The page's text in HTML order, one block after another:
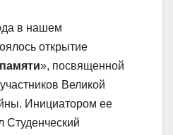
в нашем
открытие
», посвященной
Великой
Инициатором ее
Студенческий